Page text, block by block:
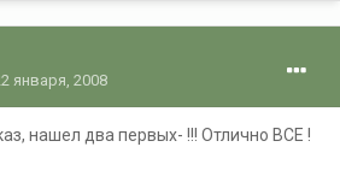
января, 2008
нашел два первых- !!! Отлично ВСЕ !